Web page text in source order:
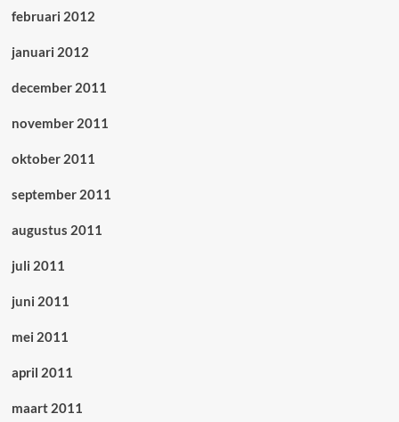
februari 2012
januari 2012
december 2011
november 2011
oktober 2011
september 2011
augustus 2011
juli 2011
juni 2011
mei 2011
april 2011
maart 2011